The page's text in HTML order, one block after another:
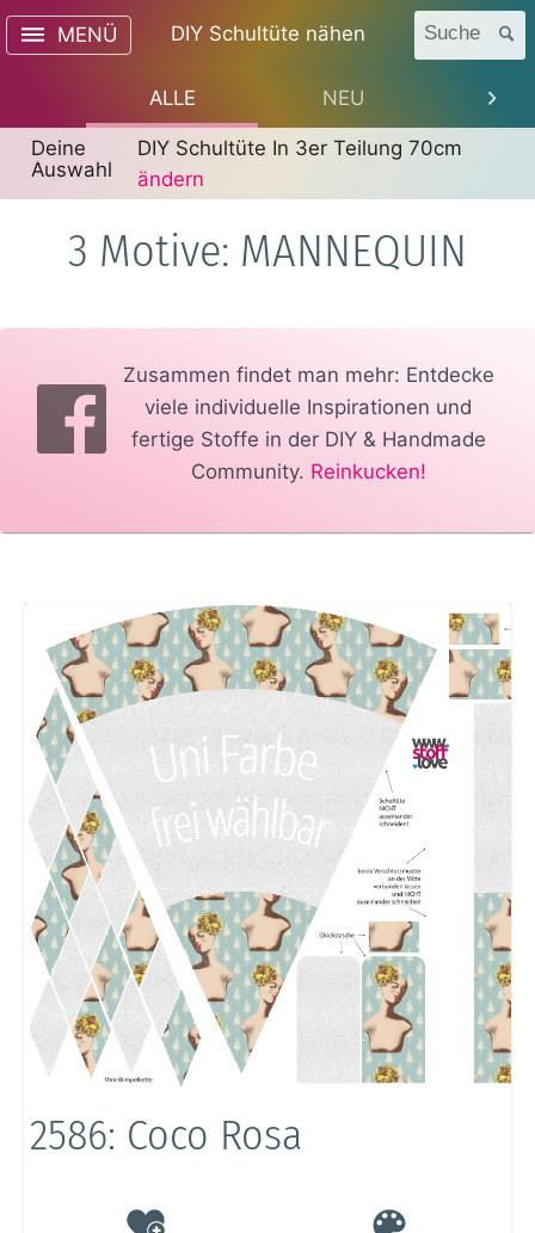
MENÜ DIY Schultüte nähen Suche
ALLE NEU
Deine
Auswahl
DIY Schultüte In 3er Teilung 70cm
ändern
3 Motive: MANNEQUIN
Zusammen findet man mehr: Entdecke
viele individuelle Inspirationen und
fertige Stoffe in der DIY & Handmade
Community. Reinkucken!
2586: Coco Rosa